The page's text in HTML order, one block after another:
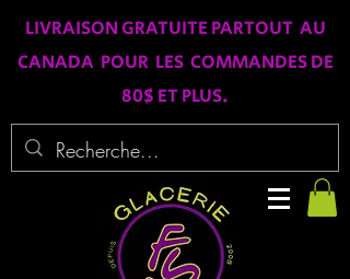
LIVRAISON GRATUITE PARTOUT AU
CANADA POUR LES COMMANDES DE
80$ ET PLUS.